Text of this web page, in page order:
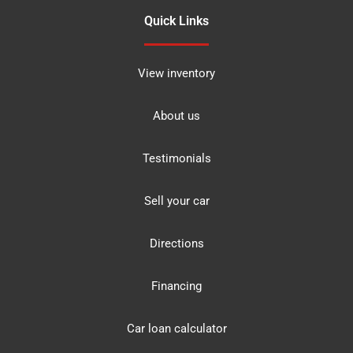
Quick Links
View inventory
About us
Testimonials
Sell your car
Directions
Financing
Car loan calculator